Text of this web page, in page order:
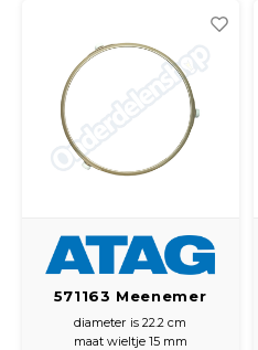
571163 Meenemer
Van draaiplateau
met wiel
diameter is 22.2 cm
maat wieltje 15 mm